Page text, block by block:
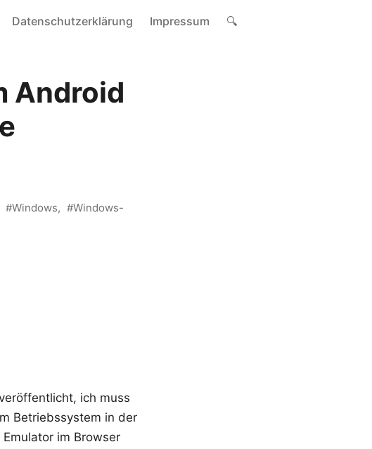
Datenschutzerklärung Impressum 🔍
Android
Windows
Windows-
ich muss
Betriebssystem in der
im Browser